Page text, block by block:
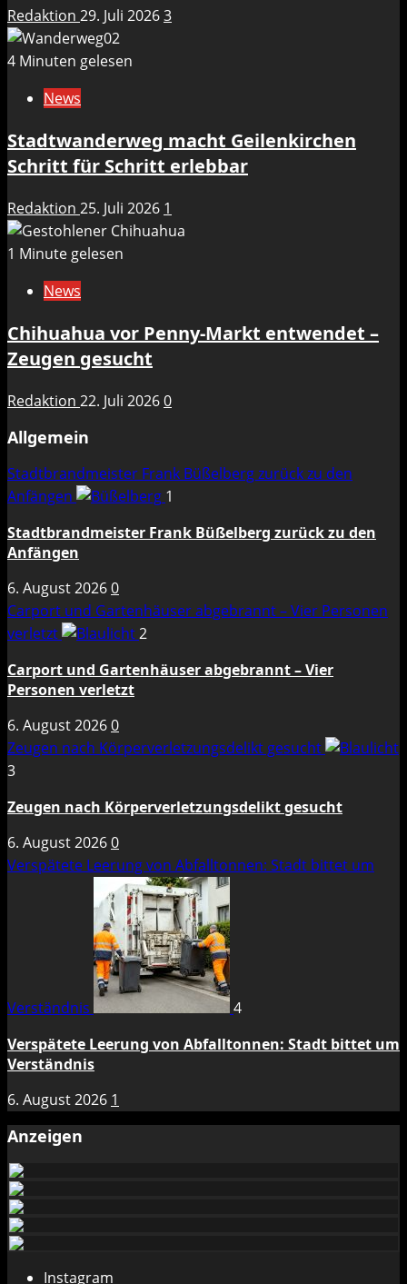
Redaktion 29. Juli 20263
4 Minuten gelesen
News
Stadtwanderweg macht Geilenkirchen
Schritt für Schritt erlebbar
Redaktion 25. Juli 2026 1
1 Minute gelesen
News
Chihuahua vor Penny-Markt entwendet –
Zeugen gesucht
Redaktion 22. Juli 20260
Allgemein
Stadtbrandmeister Frank Büßelberg zurück zu den
Anfängen
1
Stadtbrandmeister Frank Büßelberg zurück zu den
Anfängen
6. August 20260
Carport und Gartenhäuser abgebrannt – Vier Personen
verletzt
2
Carport und Gartenhäuser abgebrannt – Vier
Personen verletzt
6. August 20260
Zeugen nach Körperverletzungsdelikt gesucht
3
Zeugen nach Körperverletzungsdelikt gesucht
6. August 20260
Verspätete Leerung von Abfalltonnen: Stadt bittet um
Verständnis
4
Verspätete Leerung von Abfalltonnen: Stadt bittet um
Verständnis
6. August 2026 1
Anzeigen
Instagram